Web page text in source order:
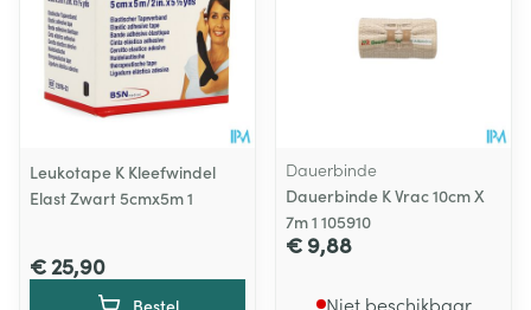
Leukotape K Kleefwindel
Elast Zwart 5cmx5m 1
€ 25,90
Bestel
Dauerbinde
Dauerbinde K Vrac 10cm X
7m 1 105910
€ 9,88
Niet beschikbaar